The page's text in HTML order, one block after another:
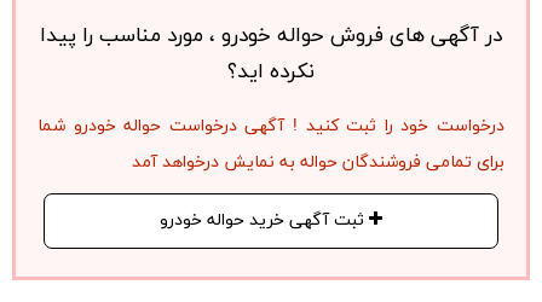
در آگهی های فروش حواله خودرو ، مورد مناسب را پیدا
نکرده اید؟
درخواست خود را ثبت کنید ! آگهی درخواست حواله خودرو شما
برای تمامی فروشندگان حواله به نمایش درخواهد آمد
ثبت آگهی خرید حواله خودرو